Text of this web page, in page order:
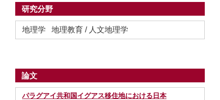
研究分野
地理学 地理教育 / 人文地理学
論文
パラグアイ共和国イグアス移住地における日本